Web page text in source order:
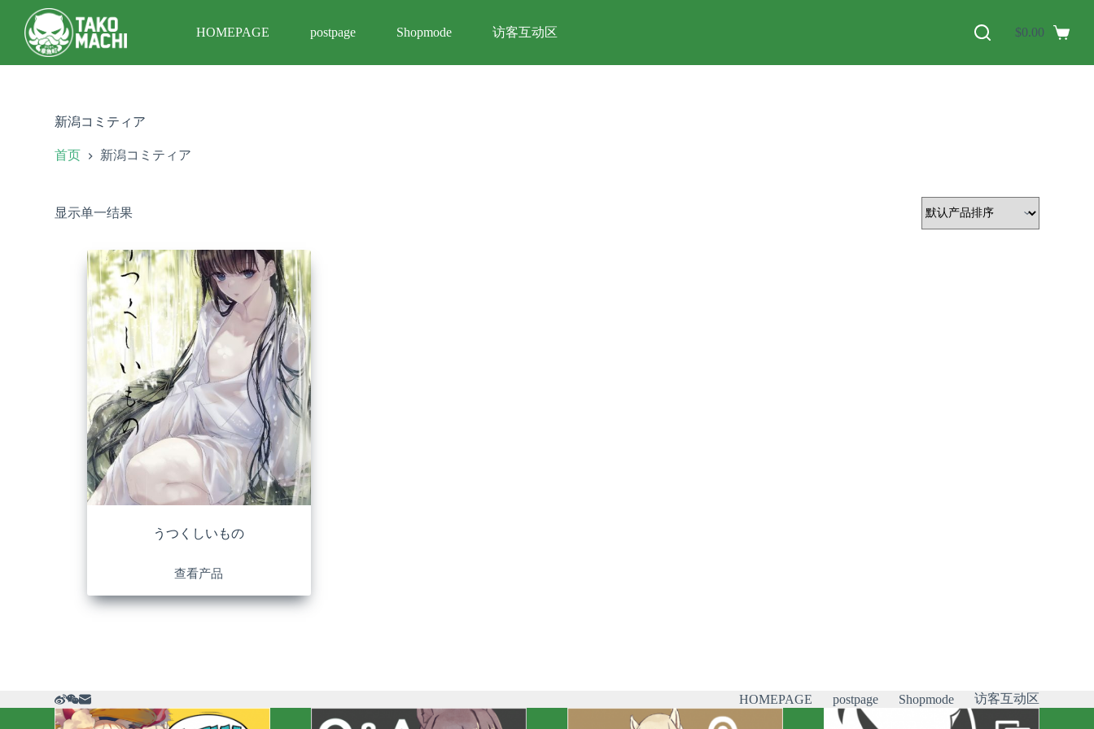
跳
过
内
容
HOMEPAGE postpage Shopmode 访客互动区 $0.00
新潟コミティア
首页 新潟コミティア
显示单一结果
うつくしいもの
查看产品
HOMEPAGE postpage Shopmode 访客互动区